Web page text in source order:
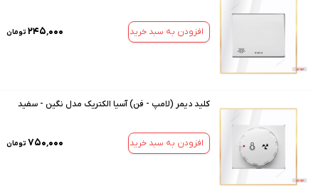
افزودن به سبد خرید ۲۴۵٬۰۰۰ تومان
کلید دیمر (لامپ - فن) آسیا الکتریک مدل نگین - سفید
افزودن به سبد خرید ۷۵۰٬۰۰۰ تومان